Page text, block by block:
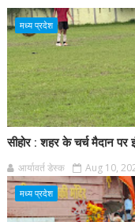
मध्य प्रदेश
सीहोर : शहर के चर्च मैदान पर
आर्यावर्त डेस्क Aug 10,
मध्य प्रदेश